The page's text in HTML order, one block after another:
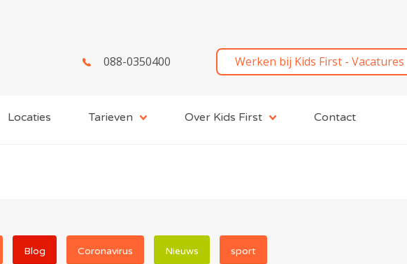
088-0350400 Werken bij Kids First - Vacatures
Locaties Tarieven Over Kids First Contact
Blog Coronavirus Nieuws sport